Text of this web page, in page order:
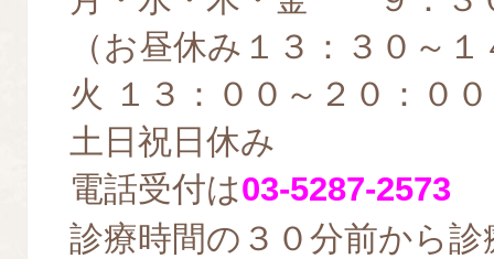
（お昼休み１３：３０～
火 １３：００～２０：００
土日祝日休み
電話受付は03-5287-2573
診療時間の３０分前から